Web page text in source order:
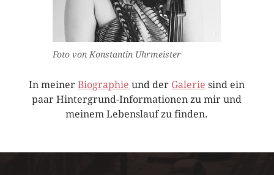
Foto von Konstantin Uhrmeister
In meinerBiographie und der Galerie sind ein
paar Hintergrund-Informationen zu mir und
meinem Lebenslauf zu finden.